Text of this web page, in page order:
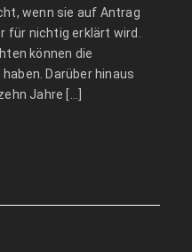
wenn sie auf Antrag
für nichtig erklärt wird.
können die
haben. Darüber hinaus
Jahre […]